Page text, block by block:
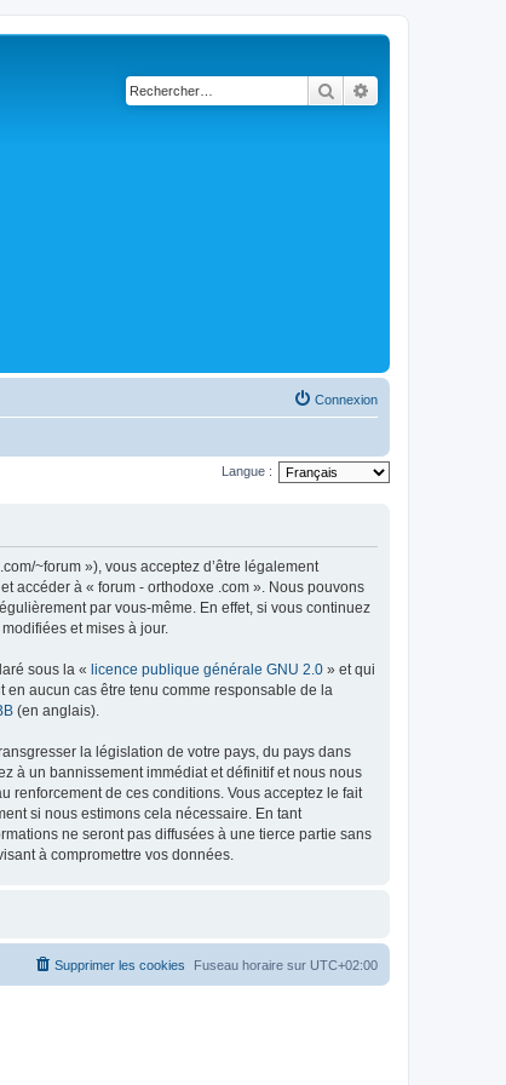
Rechercher
Connexion
Langue :
~forum »), vous acceptez d’être légalement
accéder à « forum - orthodoxe .com ». Nous pouvons
par vous-même. En effet, si vous continuez
et mises à jour.
sous la « licence publique générale GNU 2.0 » et qui
aucun cas être tenu comme responsable de la
(en anglais).
la législation de votre pays, du pays dans
à un bannissement immédiat et définitif et nous nous
renforcement de ces conditions. Vous acceptez le fait
si nous estimons cela nécessaire. En tant
ne seront pas diffusées à une tierce partie sans
à compromettre vos données.
Fuseau horaire sur UTC+02:00
Supprimer les cookies